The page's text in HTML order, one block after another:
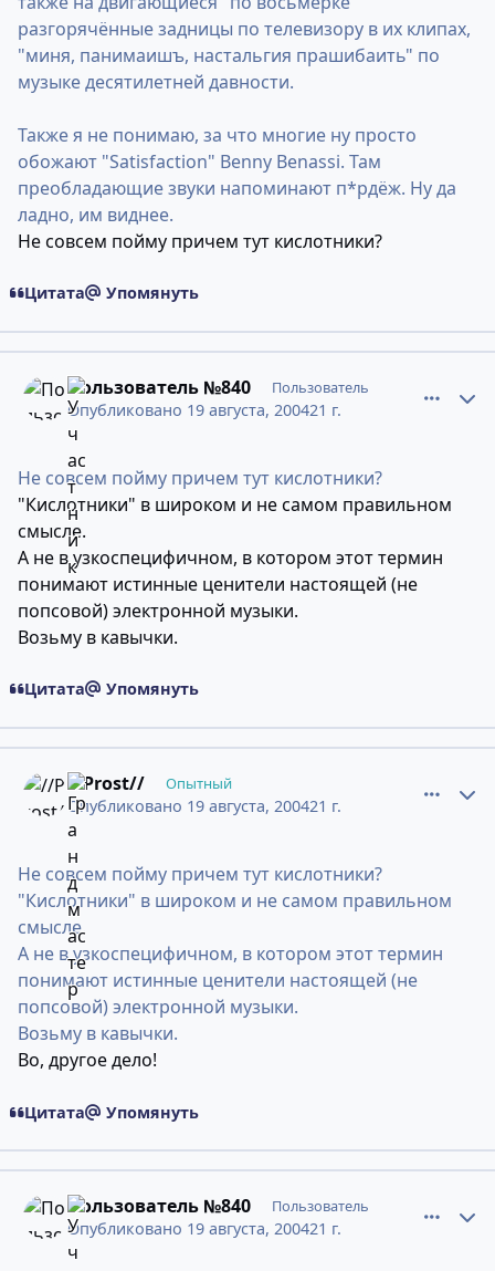
разгорячённые задницы по телевизору в их клипах,
"миня, панимаишъ, настальгия прашибаить" по
музыке десятилетней давности.
Также я не понимаю, за что многие ну просто
обожают "Satisfaction" Benny Benassi. Там
преобладающие звуки напоминают п*рдёж. Ну да
ладно, им виднее.
Не совсем пойму причем тут кислотники?
Цитата Упомянуть
Пользователь №840 Пользователь
Опубликовано 19 августа, 200421 г.
Не совсем пойму причем тут кислотники?
"Кислотники" в широком и не самом правильном
смысле.
А не в узкоспецифичном, в котором этот термин
понимают истинные ценители настоящей (не
попсовой) электронной музыки.
Возьму в кавычки.
Цитата Упомянуть
//Prost// Опытный
Опубликовано 19 августа, 200421 г.
Не совсем пойму причем тут кислотники?
"Кислотники" в широком и не самом правильном
смысле.
А не в узкоспецифичном, в котором этот термин
понимают истинные ценители настоящей (не
попсовой) электронной музыки.
Возьму в кавычки.
Во, другое дело!
Цитата Упомянуть
Пользователь №840 Пользователь
Опубликовано 19 августа, 200421 г.